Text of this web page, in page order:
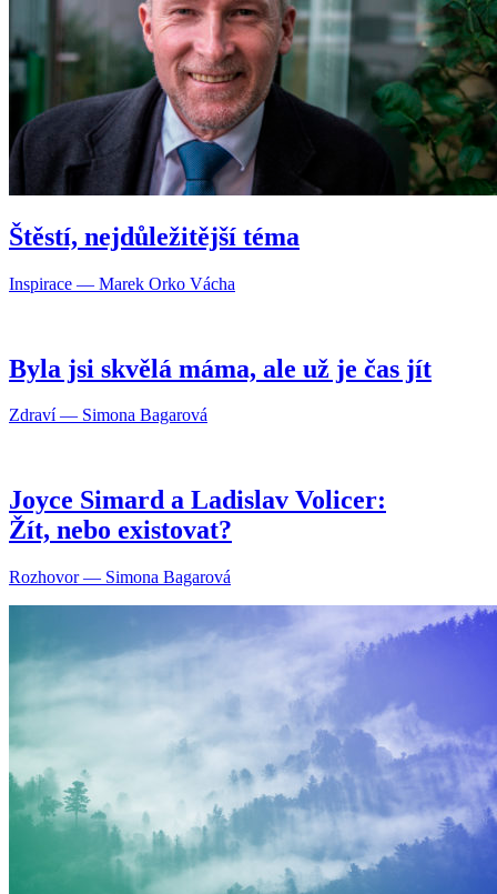
Štěstí, nejdůležitější téma
Inspirace — Marek Orko Vácha
Byla jsi skvělá máma, ale už je čas jít
Zdraví — Simona Bagarová
Joyce Simard a Ladislav Volicer:
Žít, nebo existovat?
Rozhovor — Simona Bagarová